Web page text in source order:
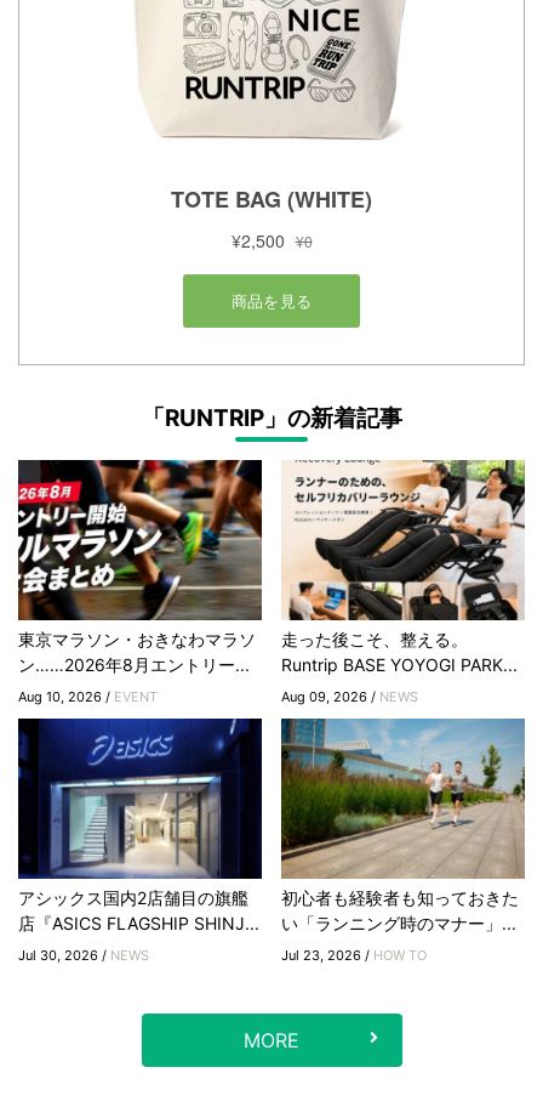
「RUNTRIP」の新着記事
東京マラソン・おきなわマラソ
ン……2026年8月エントリー...
Aug 10, 2026 / EVENT
走った後こそ、整える。
Runtrip BASE YOYOGI PARK...
Aug 09, 2026 / NEWS
アシックス国内2店舗目の旗艦
店『ASICS FLAGSHIP SHINJ...
Jul 30, 2026 / NEWS
初心者も経験者も知っておきた
い「ランニング時のマナー」...
Jul 23, 2026 / HOW TO
MORE